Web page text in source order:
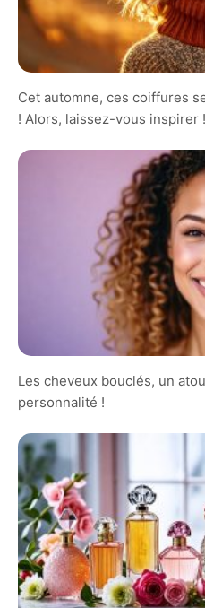
Cet automne, ces coiffures
! Alors, laissez-vous inspirer !
Les cheveux bouclés, un
personnalité !